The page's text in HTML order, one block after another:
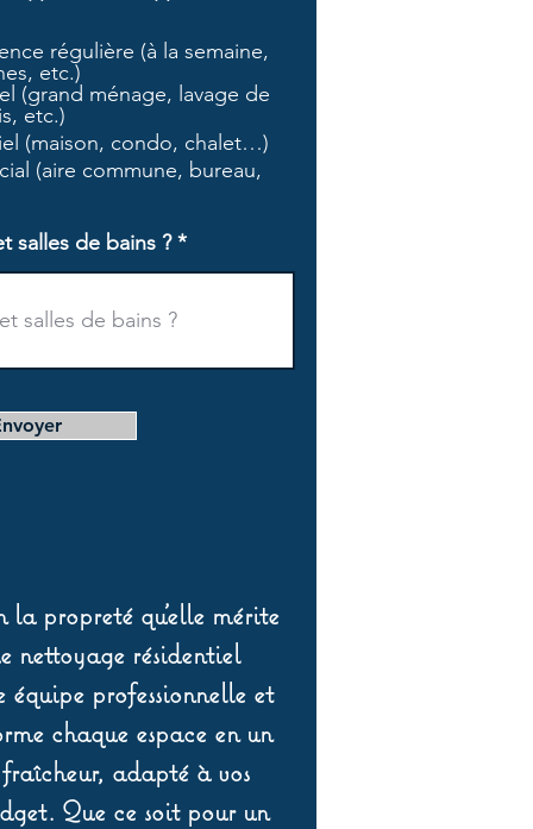
i
a
o
i
régulière (à la semaine,
etc.)
(grand ménage, lavage de
etc.)
(maison, condo, chalet…)
(aire commune, bureau,
salles de bains ?
propreté qu’elle mérite
nettoyage résidentiel
professionnelle et
chaque espace en un
adapté à vos
Que ce soit pour un